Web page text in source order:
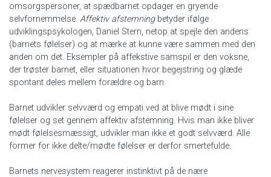
omsorgspersoner, at spædbarnet opdager en gryende
selvfornemmelse. Affektiv afstemningbetyder ifølge
udviklingspsykologen, Daniel Stern, netop at spejle den andens
(barnets følelser) og at mærke at kunne være sammen med den
anden om det. Eksempler på affekstive samspil er den voksne,
der trøster barnet, eller situationen hvor begejstring og glæde
spontant deles mellem forældre og barn.
Barnet udvikler selvværd og empati ved at blive mødt i sine
følelser og set gennem affektiv afstemning. Hvis man ikke bliver
mødt følelsesmæssigt, udvikler man ikke et godt selvværd. Alle
former for ikke delte/mødte følelser er derfor smertefulde.
Barnets nervesystem reagerer instinktivt på de nære